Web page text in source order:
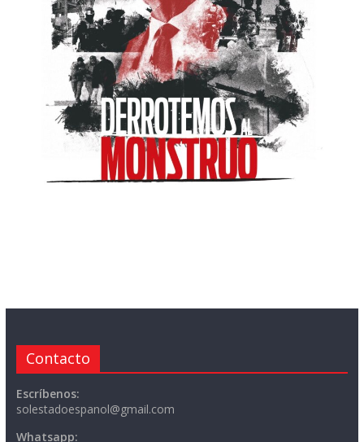
Contacto
Escríbenos:
solestadoespanol@gmail.com
Whatsapp: